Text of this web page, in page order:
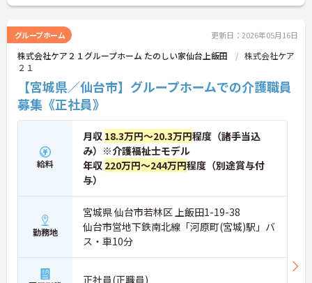
グループホーム 更新日：2026年05月16日
株式会社ケア２１グループホーム たのしい家仙台上飯田
株式会社ケア
２１
【宮城県／仙台市】グループホームでの介護職員
募集《正社員》
給料
月収 18.3万円～20.3万円程度（諸手当込
み）※介護福祉士モデル
年収 220万円～244万円程度（別途賞与付
与）
勤務地
宮城県 仙台市若林区 上飯田1-19-38
仙台市営地下鉄南北線「河原町(宮城)駅」バ
ス・車10分
正社員(正職員)